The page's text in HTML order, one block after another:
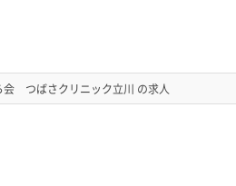
会 つばさクリニック立川 の求人